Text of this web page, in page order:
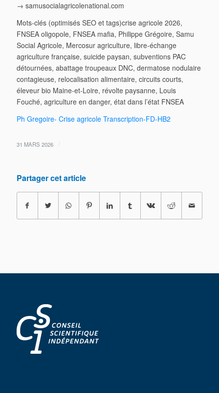
→ samusocialagricolenational.com
Mots-clés (optimisés SEO et tags)crise agricole 2026,
FNSEA oligopole, FNSEA mafia, Philippe Grégoire, Samu
Social Agricole, Mercosur agriculture, libre-échange
agriculture française, suicide paysan, subventions PAC
détournées, abattage troupeaux DNC, dermatose nodulaire
contagieuse, relocalisation alimentaire, circuits courts,
éleveur bio Maine-et-Loire, révolte paysanne, Louis
Fouché, agriculture en danger, état dans l’état FNSEA
Ph Gregoire- Crise agricole Transcription-FD-HB2
31 MARS 2026 /
Partager cet article